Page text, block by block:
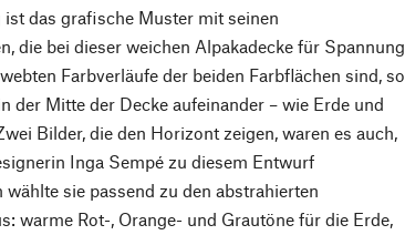
das grafische Muster mit seinen
die bei dieser weichen Alpakadecke für Spannung
Farbverläufe der beiden Farbflächen sind, so
der Mitte der Decke aufeinander – wie Erde und
Bilder, die den Horizont zeigen, waren es auch,
Inga Sempé zu diesem Entwurf
sie passend zu den abstrahierten
warme Rot-, Orange- und Grautöne für die Erde,